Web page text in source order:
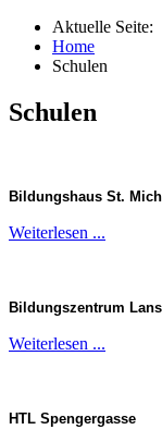
Aktuelle Seite:
Home
Schulen
Schulen
Bildungshaus St.
Weiterlesen ...
Bildungszentrum Lans
Weiterlesen ...
HTL Spengergasse